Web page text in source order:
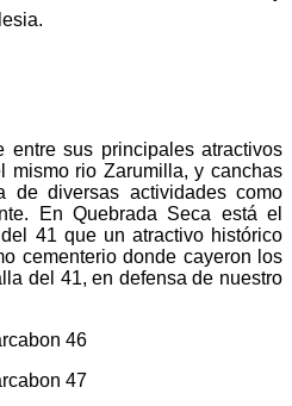
entre sus principales atractivos
mismo rio Zarumilla, y canchas
de diversas actividades como
En Quebrada Seca está el
41 que un atractivo histórico
cementerio donde cayeron los
del 41, en defensa de nuestro